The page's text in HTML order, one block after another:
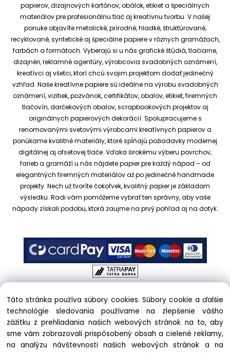
papierov, dizajnových kartónov, obálok, etikiet a špeciálnych
materiálov pre profesionálnu tlač aj kreatívnu tvorbu. V našej
ponuke objavíte metalické, prírodné, hladké, štruktúrované,
recyklované, syntetické aj špeciálne papiere v rôznych gramážach,
farbách a formátoch. Vyberajú si u nás grafické štúdiá, tlačiarne,
dizajnéri, reklamné agentúry, výrobcovia svadobných oznámení,
kreatívci aj všetci, ktorí chcú svojim projektom dodať jedinečný
vzhľad. Naše kreatívne papiere sú ideálne na výrobu svadobných
oznámení, vizitiek, pozvánok, certifikátov, obalov, etikiet, firemných
tlačovín, darčekových obalov, scrapbookových projektov aj
originálnych papierových dekorácií. Spolupracujeme s
renomovanými svetovými výrobcami kreatívnych papierov a
ponúkame kvalitné materiály, ktoré spĺňajú požiadavky modernej
digitálnej aj ofsetovej tlače. Vďaka širokému výberu povrchov,
farieb a gramáží u nás nájdete papier pre každý nápad – od
elegantných firemných materiálov až po jedinečné handmade
projekty. Nech už tvoríte čokoľvek, kvalitný papier je základom
výsledku. Radi vám pomôžeme vybrať ten správny, aby vaše
nápady získali podobu, ktorá zaujme na prvý pohľad aj na dotyk.
Copyright © 2017 kreativnypapier.sk, All rights reserved |
hajekova@kreativnypapier.sk| Beckovská 38/A, 831 04
Bratislava
Odstúpenie od zmluvy:
Táto stránka používa súbory cookies. Súbory cookie a ďalšie
technológie sledovania používame na zlepšenie vášho
zážitku z prehliadania našich webových stránok na to, aby
sme vám zobrazovali prispôsobený obsah a cielené reklamy,
na analýzu návštevnosti našich webových stránok a na